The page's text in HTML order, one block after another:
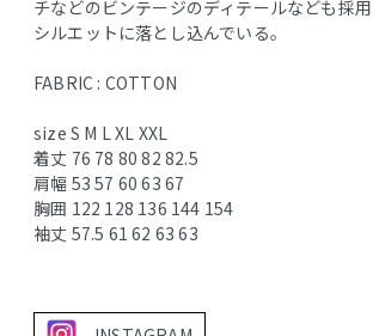
チなどのビンテージのディテールなども採
シルエットに落とし込んでいる。
FABRIC : COTTON
size S M L XL XXL
着丈 76 78 80 82 82.5
肩幅 53 57 60 63 67
胸囲 122 128 136 144 154
袖丈 57.5 61 62 63 63